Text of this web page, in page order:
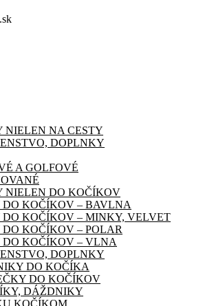
NIELEN NA CESTY
DOPLNKY
A GOLFOVÉ
NIELEN DO KOČÍKOV
DO KOČÍKOV – BAVLNA
DO KOČÍKOV – MINKY, VELVET
KOČÍKOV – POLAR
DO KOČÍKOV – VLNA
DOPLNKY
DO KOČÍKA
DO KOČÍKOV
DÁŽDNIKY
KOČÍKOM